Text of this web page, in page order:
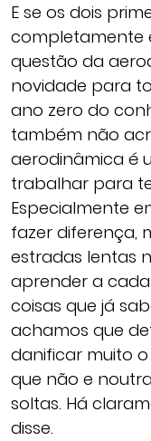
E se os dois
completamente
questão da
novidade para
ano zero do
também não
aerodinâmica é
trabalhar para
Especialmente
fazer diferença,
estradas lentas
aprender a
coisas que já
achamos que
danificar muito
que não e
soltas. Há
disse.